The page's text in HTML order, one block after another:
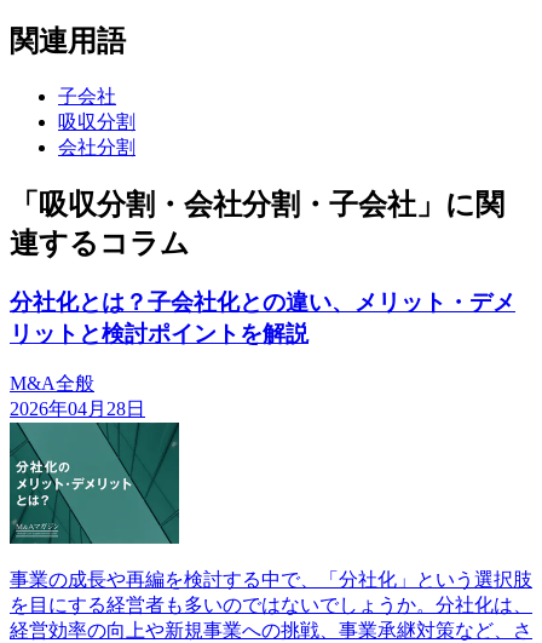
関連用語
子会社
吸収分割
会社分割
「吸収分割・会社分割・子会社」に関
連するコラム
分社化とは？子会社化との違い、メリット・デメ
リットと検討ポイントを解説
M&A全般
2026年04月28日
事業の成長や再編を検討する中で、「分社化」という選択肢
を目にする経営者も多いのではないでしょうか。分社化は、
経営効率の向上や新規事業への挑戦、事業承継対策など、さ